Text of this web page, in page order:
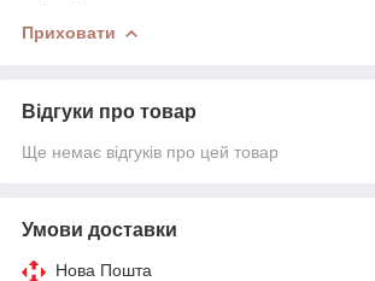
Приховати
Відгуки про товар
Ще немає відгуків про цей товар
Умови доставки
Нова Пошта